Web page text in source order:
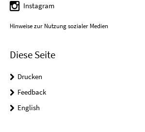
Instagram
Hinweise zur Nutzung sozialer Medien
Diese Seite
Drucken
Feedback
English